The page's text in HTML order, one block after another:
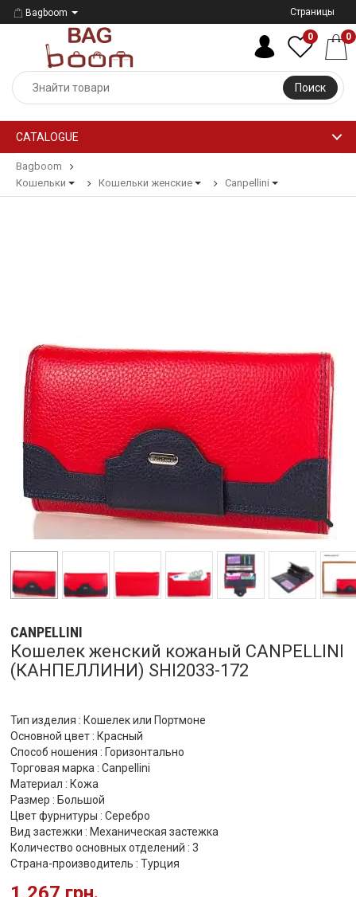
Bagboom Страницы
Поиск
0 0
CATALOGUE
Bagboom
Кошельки
Кошельки женские Canpellini
CANPELLINI
Кошелек женский кожаный CANPELLINI
(КАНПЕЛЛИНИ) SHI2033-172
Тип изделия : Кошелек или Портмоне
Основной цвет : Красный
Способ ношения : Горизонтально
Торговая марка : Canpellini
Материал : Кожа
Размер : Большой
Цвет фурнитуры : Серебро
Вид застежки : Механическая застежка
Количество основных отделений : 3
Страна-производитель : Турция